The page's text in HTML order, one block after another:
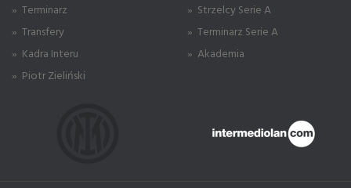
» Terminarz
» Transfery
» Kadra Interu
» Piotr Zieliński
» Strzelcy Serie A
» Terminarz Serie A
» Akademia